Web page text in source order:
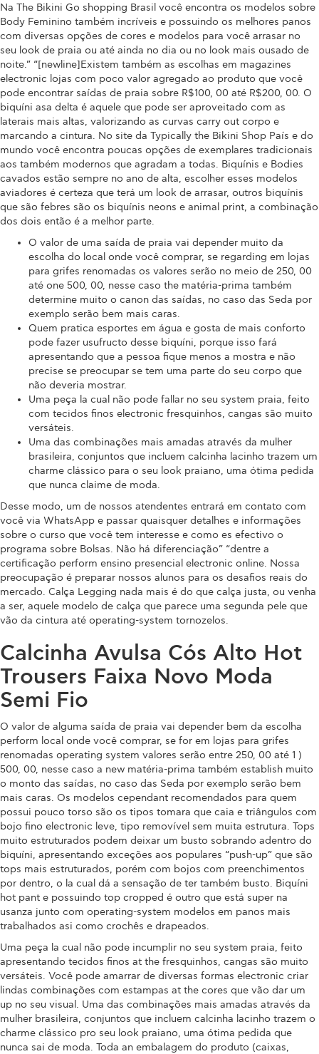
Na The Bikini Go shopping Brasil você encontra os modelos sobre
Body Feminino também incríveis e possuindo os melhores panos
com diversas opções de cores e modelos para você arrasar no
seu look de praia ou até ainda no dia ou no look mais ousado de
noite.” “[newline]Existem também as escolhas em magazines
electronic lojas com poco valor agregado ao produto que você
pode encontrar saídas de praia sobre R$100, 00 até R$200, 00. O
biquíni asa delta é aquele que pode ser aproveitado com as
laterais mais altas, valorizando as curvas carry out corpo e
marcando a cintura. No site da Typically the Bikini Shop País e do
mundo você encontra poucas opções de exemplares tradicionais
aos também modernos que agradam a todas. Biquínis e Bodies
cavados estão sempre no ano de alta, escolher esses modelos
aviadores é certeza que terá um look de arrasar, outros biquínis
que são febres são os biquínis neons e animal print, a combinação
dos dois então é a melhor parte.
O valor de uma saída de praia vai depender muito da
escolha do local onde você comprar, se regarding em lojas
para grifes renomadas os valores serão no meio de 250, 00
até one 500, 00, nesse caso the matéria-prima também
determine muito o canon das saídas, no caso das Seda por
exemplo serão bem mais caras.
Quem pratica esportes em água e gosta de mais conforto
pode fazer usufructo desse biquíni, porque isso fará
apresentando que a pessoa fique menos a mostra e não
precise se preocupar se tem uma parte do seu corpo que
não deveria mostrar.
Uma peça la cual não pode fallar no seu system praia, feito
com tecidos finos electronic fresquinhos, cangas são muito
versáteis.
Uma das combinações mais amadas através da mulher
brasileira, conjuntos que incluem calcinha lacinho trazem um
charme clássico para o seu look praiano, uma ótima pedida
que nunca claime de moda.
Desse modo, um de nossos atendentes entrará em contato com
você via WhatsApp e passar quaisquer detalhes e informações
sobre o curso que você tem interesse e como es efectivo o
programa sobre Bolsas. Não há diferenciação” “dentre a
certificação perform ensino presencial electronic online. Nossa
preocupação é preparar nossos alunos para os desafios reais do
mercado. Calça Legging nada mais é do que calça justa, ou venha
a ser, aquele modelo de calça que parece uma segunda pele que
vão da cintura até operating-system tornozelos.
Calcinha Avulsa Cós Alto Hot
Trousers Faixa Novo Moda
Semi Fio
O valor de alguma saída de praia vai depender bem da escolha
perform local onde você comprar, se for em lojas para grifes
renomadas operating system valores serão entre 250, 00 até 1 )
500, 00, nesse caso a new matéria-prima também establish muito
o monto das saídas, no caso das Seda por exemplo serão bem
mais caras. Os modelos cependant recomendados para quem
possui pouco torso são os tipos tomara que caia e triângulos com
bojo fino electronic leve, tipo removível sem muita estrutura. Tops
muito estruturados podem deixar um busto sobrando adentro do
biquíni, apresentando exceções aos populares “push-up” que são
tops mais estruturados, porém com bojos com preenchimentos
por dentro, o la cual dá a sensação de ter também busto. Biquíni
hot pant e possuindo top cropped é outro que está super na
usanza junto com operating-system modelos em panos mais
trabalhados asi como crochês e drapeados.
Uma peça la cual não pode incumplir no seu system praia, feito
apresentando tecidos finos at the fresquinhos, cangas são muito
versáteis. Você pode amarrar de diversas formas electronic criar
lindas combinações com estampas at the cores que vão dar um
up no seu visual. Uma das combinações mais amadas através da
mulher brasileira, conjuntos que incluem calcinha lacinho trazem o
charme clássico pro seu look praiano, uma ótima pedida que
nunca sai de moda. Toda an embalagem do produto (caixas,